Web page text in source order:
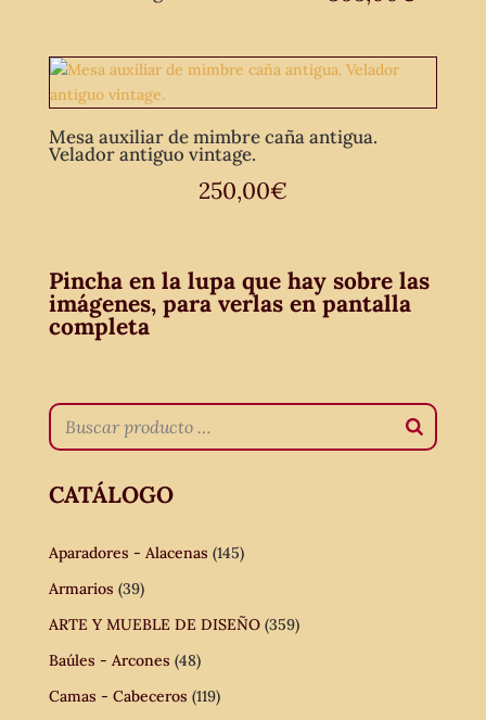
Mesa auxiliar de mimbre caña antigua.
Velador antiguo vintage.
250,00€
Pincha en la lupa que hay sobre las
imágenes, para verlas en pantalla
completa
CATÁLOGO
Aparadores - Alacenas (145)
Armarios (39)
ARTE Y MUEBLE DE DISEÑO (359)
Baúles - Arcones (48)
Camas - Cabeceros (119)